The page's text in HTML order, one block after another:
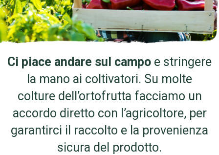
Ci piace andare sul campo e stringere
la mano ai coltivatori. Su molte
colture dell’ortofrutta facciamo un
accordo diretto con l’agricoltore, per
garantirci il raccolto e la provenienza
sicura del prodotto.